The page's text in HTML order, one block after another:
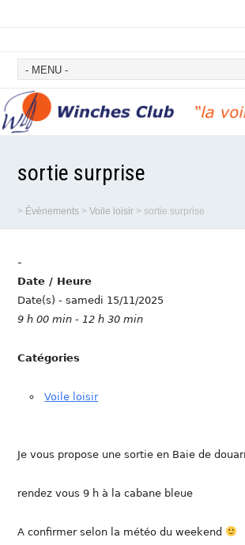
sortie surprise
> Évènements >Voile loisir > sortie surprise
-
Date / Heure
Date(s) - samedi 15/11/2025
9 h 00 min - 12 h 30 min
Catégories
Voile loisir
Je vous propose une sortie en Baie de
rendez vous 9 h à la cabane bleue
A confirmer selon la météo du weekend